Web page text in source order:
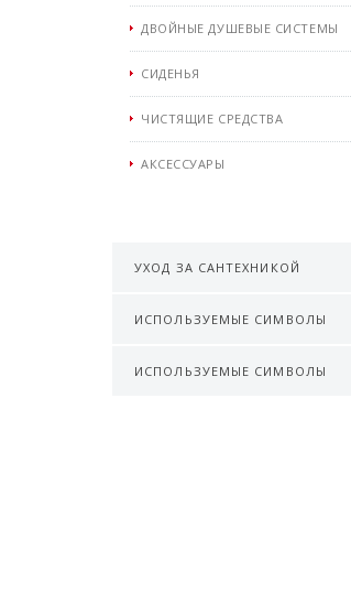
ДВОЙНЫЕ ДУШЕВЫЕ СИСТЕМЫ
СИДЕНЬЯ
ЧИСТЯЩИЕ СРЕДСТВА
АКСЕССУАРЫ
УХОД ЗА САНТЕХНИКОЙ
ИСПОЛЬЗУЕМЫЕ СИМВОЛЫ
ИСПОЛЬЗУЕМЫЕ СИМВОЛЫ